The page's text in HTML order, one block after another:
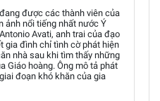
được các thành viên của
ảnh nổi tiếng nhất nước Ý
Avati, anh trai của đạo
gia đình chỉ tình cờ phát hiện
nhà sau khi tìm thấy những
Giáo hoàng. Ông mô tả phát
đoạn khó khăn của gia